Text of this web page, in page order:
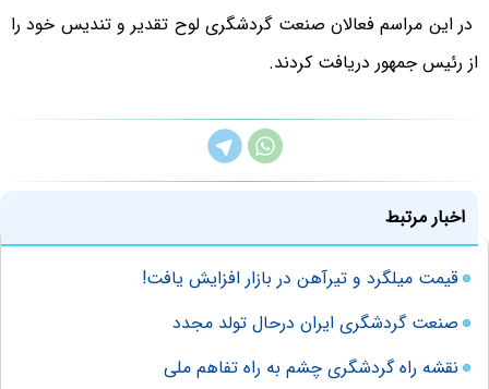
در این مراسم فعالان صنعت گردشگری لوح تقدیر و تندیس خود را
از رئیس جمهور دریافت کردند.
اخبار مرتبط
قیمت میلگرد و تیرآهن در بازار افزایش یافت!
صنعت‌ گردشگری‌ ایران‌ درحال‌ تولد مجدد
نقشه راه گردشگری چشم به راه تفاهم ملی